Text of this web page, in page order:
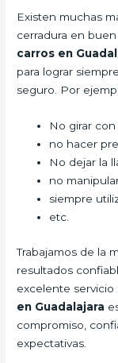
Existen muchas
cerradura en
carros en
para lograr
seguro. Por
No girar
no hacer
No dejar la
no
siempre
etc.
Trabajamos de la
resultados
excelente servicio
en Guadalajara
compromiso,
expectativas.